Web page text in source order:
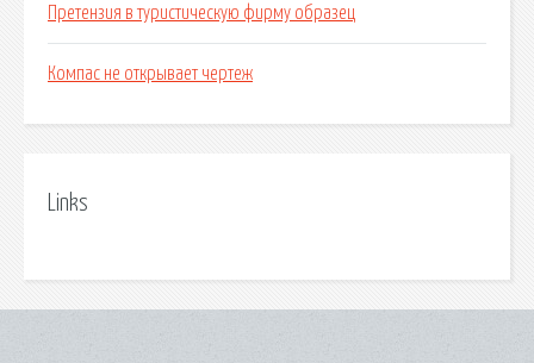
Претензия в туристическую фирму образец
Компас не открывает чертеж
Links